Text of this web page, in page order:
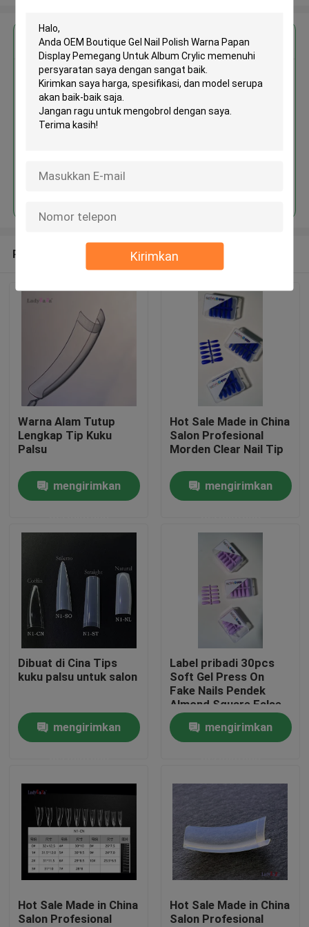
Kirimkan
Produk
Video
Tentang kami
Kontrol Kualitas
Berita
Minta Kutipan
Cap Ujung Plastik
Tutup Botol Plastik
Dapatkan Harga Terbaik untuk
OEM Boutique Gel Nail Polish
Warna Papan Display Pemegang
Untuk Album Crylic
Rekomendasi Produk
Warna Alam Tutup
Lengkap Tip Kuku
Palsu
mengirimkan
Hot Sale Made in China
Salon Profesional
Morden Clear Nail Tip
mengirimkan
Dibuat di Cina Tips
kuku palsu untuk salon
mengirimkan
Label pribadi 30pcs
Soft Gel Press On
Fake Nails Pendek
Almond Square False
Nails buatan tangan
Perancis Gel Press On
Nails
mengirimkan
Hot Sale Made in China
Salon Profesional
Hot Sale Made in China
Salon Profesional